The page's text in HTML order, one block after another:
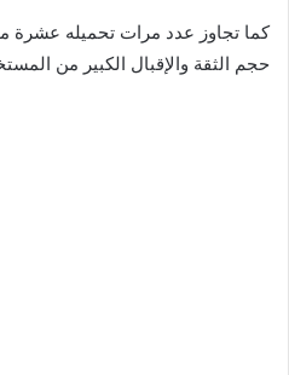
كما تجاوز عدد مرات تحميله عشرة
حجم الثقة والإقبال الكبير من